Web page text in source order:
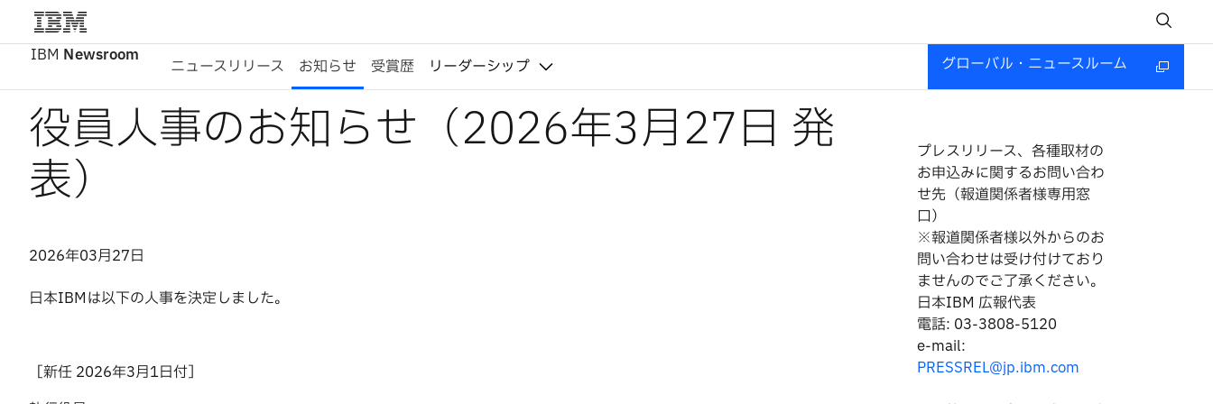
IBM Newsroom
ニュースリリース お知らせ 受賞歴 リーダーシップ グローバル・ニュースルーム
役員人事のお知らせ（2026年3月27日 発
表）
2026年03月27日
日本IBMは以下の人事を決定しました。
［新任 2026年3月1日付］
プレスリリース、各種取材の
お申込みに関するお問い合わ
せ先（報道関係者様専用窓
口）
※報道関係者様以外からのお
問い合わせは受け付けており
ませんのでご了承ください。
日本IBM 広報代表
電話: 03-3808-5120
e-mail:
PRESSREL@jp.ibm.com